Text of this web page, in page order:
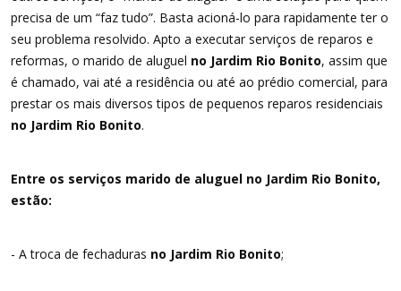
precisa de um “faz tudo”. Basta acioná-lo para rapidamente ter o
seu problema resolvido. Apto a executar serviços de reparos e
reformas, o marido de aluguel no Jardim Rio Bonito, assim que
é chamado, vai até a residência ou até ao prédio comercial, para
prestar os mais diversos tipos de pequenos reparos residenciais
no Jardim Rio Bonito.
Entre os serviços marido de aluguel no Jardim Rio Bonito,
estão:
- A troca de fechaduras no Jardim Rio Bonito;